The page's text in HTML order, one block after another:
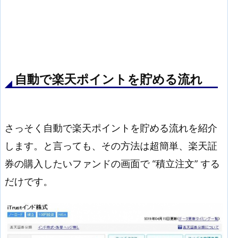
自動で楽天ポイントを貯める流れ
さっそく自動で楽天ポイントを貯める流れを紹介
します。と言っても、その方法は超簡単、楽天証
券の購入したいファンドの画面で “積立注文” する
だけです。